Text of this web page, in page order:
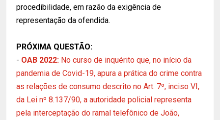
procedibilidade, em razão da exigência de
representação da ofendida.
PRÓXIMA QUESTÃO:
- OAB 2022: No curso de inquérito que, no início da
pandemia de Covid-19, apura a prática do crime contra
as relações de consumo descrito no Art. 7º, inciso VI,
da Lei nº 8.137/90, a autoridade policial representa
pela interceptação do ramal telefônico de João,